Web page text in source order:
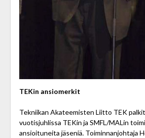
TEKin ansiomerkit
Tekniikan Akateemisten Liitto TEK
vuotisjuhlissa TEKin ja SMFL/MALin
ansioituneita jäseniä. Toiminnanjohtaja